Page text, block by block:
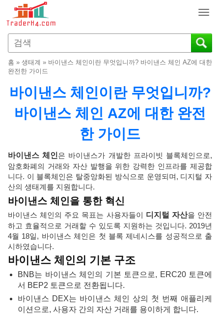
T
g
g
e
a
v
g
i
o
n
홈 » 생태계 » 바이낸스 체인이란 무엇입니까? 바이낸스 체인 AZ에 대한
완전한 가이드
바이낸스 체인이란 무엇입니까?
바이낸스 체인 AZ에 대한 완전
한 가이드
바이낸스 체인은 바이낸스가 개발한 프라이빗 블록체인으로,
암호화폐의 거래와 자산 발행을 위한 강력한 인프라를 제공합
니다. 이 블록체인은 탈중앙화된 방식으로 운영되며, 디지털 자
산의 생태계를 지원합니다.
바이낸스 체인을 통한 혁신
바이낸스 체인의 주요 목표는 사용자들이 디지털 자산을 안전
하고 효율적으로 거래할 수 있도록 지원하는 것입니다. 2019년
4월 18일, 바이낸스 체인은 첫 블록 제네시스를 성공적으로 출
시하였습니다.
바이낸스 체인의 기본 구조
BNB는 바이낸스 체인의 기본 토큰으로, ERC20 토큰에
서 BEP2 토큰으로 전환됩니다.
바이낸스 DEX는 바이낸스 체인 상의 첫 번째 애플리케
이션으로, 사용자 간의 자산 거래를 용이하게 합니다.